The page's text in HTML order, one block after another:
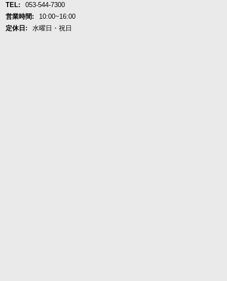
TEL:
053-544-7300
営業時間:
10:00~16:00
定休日:
水曜日・祝日